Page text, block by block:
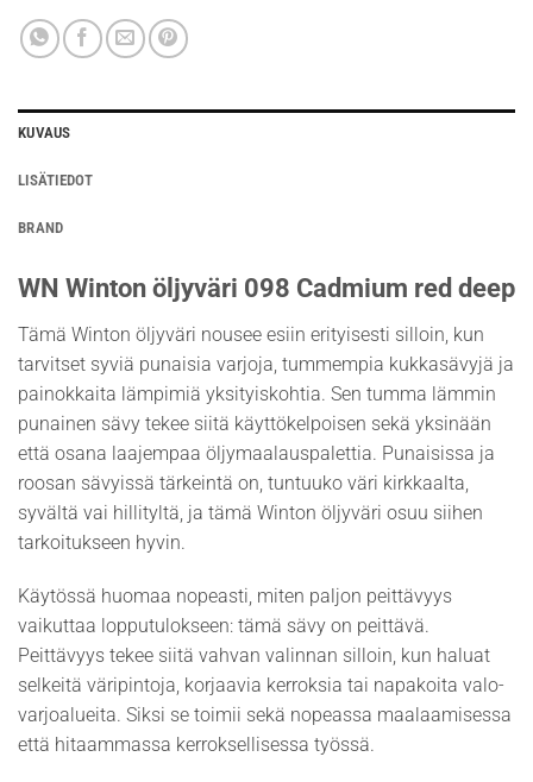
KUVAUS
LISÄTIEDOT
BRAND
WN Winton öljyväri 098 Cadmium red deep
Tämä Winton öljyväri nousee esiin erityisesti silloin, kun
tarvitset syviä punaisia varjoja, tummempia kukkasävyjä ja
painokkaita lämpimiä yksityiskohtia. Sen tumma lämmin
punainen sävy tekee siitä käyttökelpoisen sekä yksinään
että osana laajempaa öljymaalauspalettia. Punaisissa ja
roosan sävyissä tärkeintä on, tuntuuko väri kirkkaalta,
syvältä vai hillityltä, ja tämä Winton öljyväri osuu siihen
tarkoitukseen hyvin.
Käytössä huomaa nopeasti, miten paljon peittävyys
vaikuttaa lopputulokseen: tämä sävy on peittävä.
Peittävyys tekee siitä vahvan valinnan silloin, kun haluat
selkeitä väripintoja, korjaavia kerroksia tai napakoita valo-
varjoalueita. Siksi se toimii sekä nopeassa maalaamisessa
että hitaammassa kerroksellisessa työssä.